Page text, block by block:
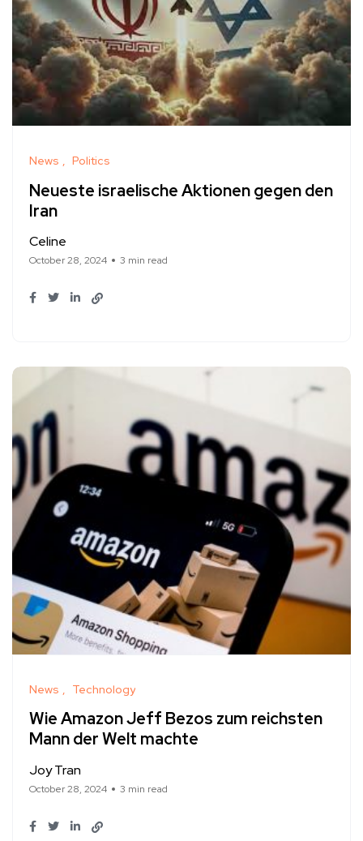
News Politics
Neueste israelische Aktionen gegen den
Iran
Celine
October 28, 2024 3 min read
News Technology
Wie Amazon Jeff Bezos zum reichsten
Mann der Welt machte
Joy Tran
October 28, 2024 3 min read